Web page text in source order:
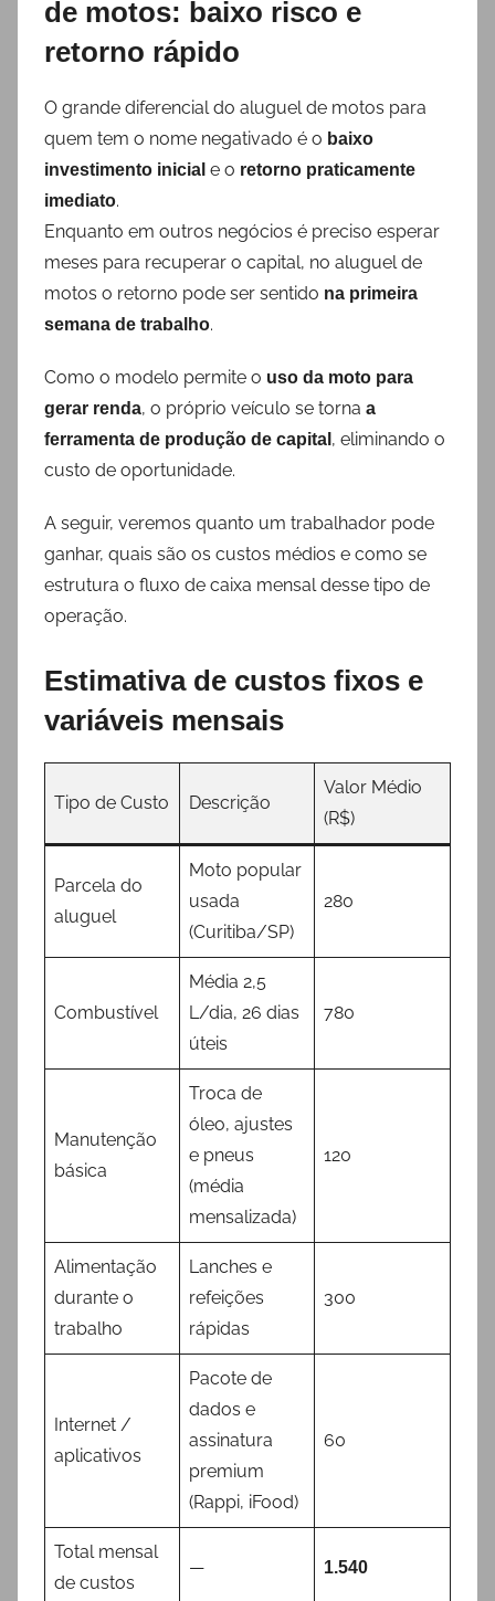
de motos: baixo risco e
retorno rápido
O grande diferencial do aluguel de motos para
quem tem o nome negativado é o baixo
investimento inicial e o retorno praticamente
imediato.
Enquanto em outros negócios é preciso esperar
meses para recuperar o capital, no aluguel de
motos o retorno pode ser sentido na primeira
semana de trabalho.
Como o modelo permite o uso da moto para
gerar renda, o próprio veículo se torna a
ferramenta de produção de capital , eliminando o
custo de oportunidade.
A seguir, veremos quanto um trabalhador pode
ganhar, quais são os custos médios e como se
estrutura o fluxo de caixa mensal desse tipo de
operação.
Estimativa de custos fixos e
variáveis mensais
Tipo de Custo Descrição
Valor Médio
(R$)
Parcela do
aluguel
Moto popular
usada
(Curitiba/SP)
280
Combustível
Média 2,5
L/dia, 26 dias
úteis
780
Manutenção
básica
Troca de
óleo, ajustes
e pneus
(média
mensalizada)
120
Alimentação
durante o
trabalho
Lanches e
refeições
rápidas
300
Internet /
aplicativos
Pacote de
dados e
assinatura
premium
(Rappi, iFood)
60
Total mensal
de custos
— 1.540